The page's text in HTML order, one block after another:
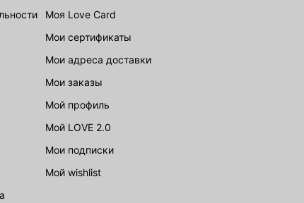
Моя Love Card
Мои сертификаты
Мои адреса доставки
Мои заказы
Мой профиль
Мой LOVE 2.0
Мои подписки
Мой wishlist